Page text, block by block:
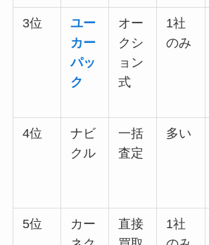
3位
ユー
カー
パッ
ク
オー
クシ
ョン
式
1社
のみ
4位
ナビ
クル
一括
査定
多い
5位
カー
直接
1社